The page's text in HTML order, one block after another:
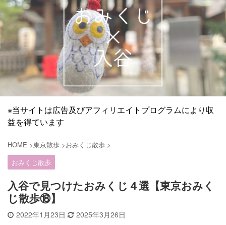
※当サイトは広告及びアフィリエイトプログラムにより収
益を得ています
HOME >東京散歩 >おみくじ散歩 >
おみくじ散歩
入谷で見つけたおみくじ４選【東京おみく
じ散歩⑱】
2022年1月23日 2025年3月26日